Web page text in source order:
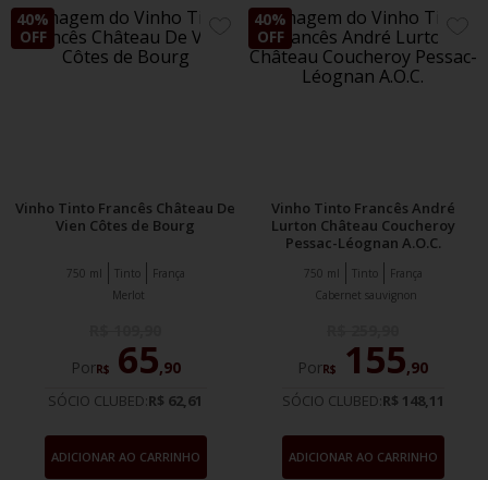
40%
OFF
ADICIONE
FAVORITOS
Vinho Tinto Francês Château De
Vien Côtes de Bourg
Tinto França
750 ml
Merlot
PorR$ 65,90
SÓCIO CLUBED:R$ 62,61
ADICIONAR AO CARRINHO
40%
OFF
Vinho Tinto Francês André
Lurton Château Coucheroy
Pessac-Léognan A.O.C.
Tinto França
750 ml
Cabernet sauvignon
PorR$ 155,90
SÓCIO CLUBED:R$ 148,11
ADICIONAR AO CARRINHO